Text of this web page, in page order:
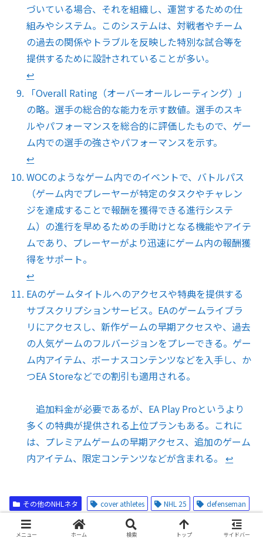
づいている場合、それを組織し、運営するための仕
組みやシステム。このシステムは、対戦者やチーム
の過去の関係やトラブルを反映した特別な試合等を
提供するために設計されていることが多い。
↩︎
「Overall Rating（オーバーオールレーティング）」
の略。選手の総合的な能力を示す数値。選手のスキ
ルやパフォーマンスを総合的に評価したもので、ゲー
ム内での選手の強さやパフォーマンスを示す。
↩︎
WOCのようなゲーム内でのイベントで、バトルパス
（ゲーム内でプレーヤーが特定のタスクやチャレン
ジを達成することで報酬を獲得できる進行システ
ム）の進行を早めるための手助けとなる機能やアイテ
ムであり、プレーヤーがより迅速にゲーム内の報酬獲
得をサポート。
↩︎
EAのゲームタイトルへのアクセスや特典を提供する
サブスクリプションサービス。EAのゲームライブラ
リにアクセスし、新作ゲームの早期アクセスや、過去
の人気ゲームのフルバージョンをプレーできる。ゲー
ム内アイテム、ボーナスコンテンツなどを入手し、か
つEA Storeなどでの割引も適用される。
追加料金が必要であるが、EA Play Proというより
多くの特典が提供される上位プランもある。これに
は、プレミアムゲームの早期アクセス、追加のゲーム
内アイテム、限定コンテンツなどが含まれる。↩︎
その他のNHLネタ cover athletes NHL 25
defenseman
NHL 25 cover
Hughes brothers
Quinn Hughes
first for brothers Canucks captain Jack
メニュー ホーム 検索 トップ サイドバー